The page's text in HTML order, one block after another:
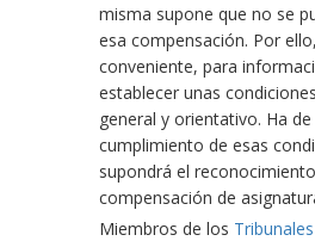
misma supone que no se
esa compensación. Por
conveniente, para
establecer unas
general y orientativo. Ha
cumplimiento de esas
supondrá el
compensación de
Miembros de los